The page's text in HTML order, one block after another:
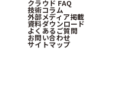
クラウド FAQ
技術コラム
外部メディア掲載
資料ダウンロード
よくあるご質問
お問い合わせ
サイトマップ